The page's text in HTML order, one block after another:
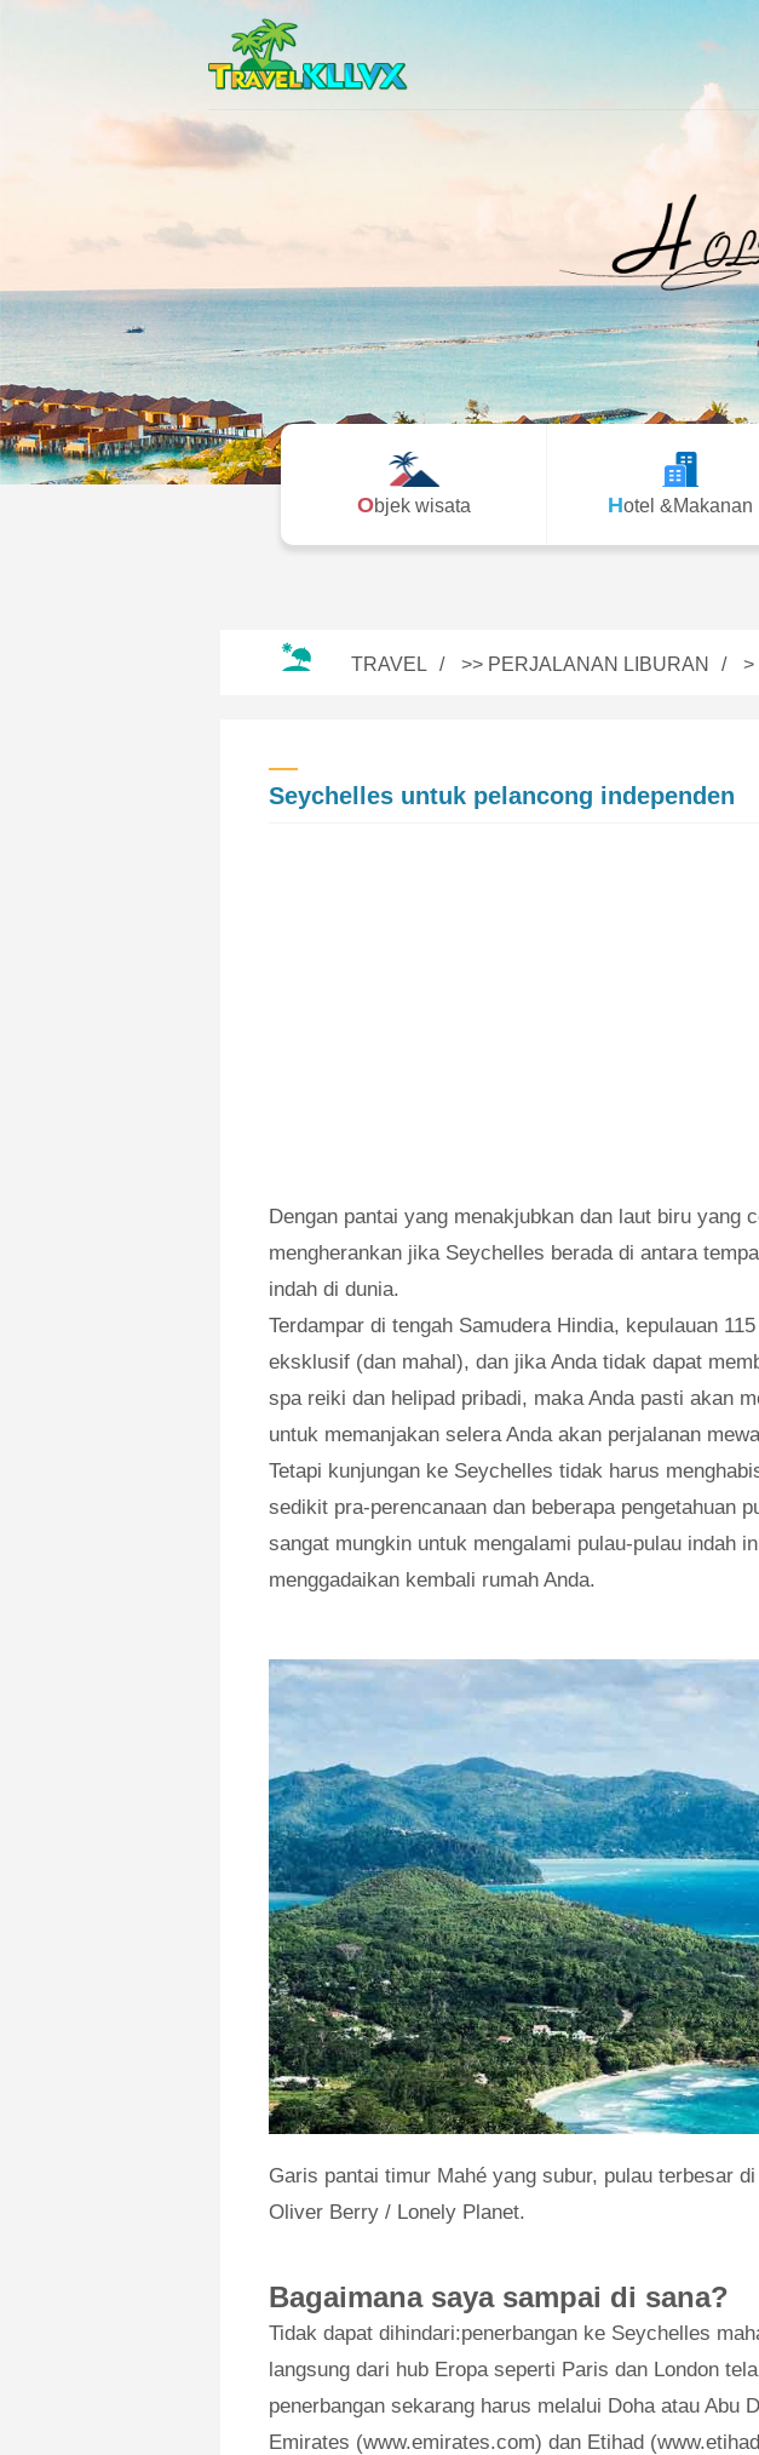
Objek wisata Hotel &Makanan
TRAVEL >> PERJALANAN LIBURAN >
Seychelles untuk pelancong independen
Dengan pantai yang menakjubkan dan laut biru yang
mengherankan jika Seychelles berada di antara
indah di dunia.
Terdampar di tengah Samudera Hindia, kepulauan
eksklusif (dan mahal), dan jika Anda tidak dapat
spa reiki dan helipad pribadi, maka Anda pasti akan
untuk memanjakan selera Anda akan perjalanan
Tetapi kunjungan ke Seychelles tidak harus
sedikit pra-perencanaan dan beberapa pengetahuan
sangat mungkin untuk mengalami pulau-pulau indah
menggadaikan kembali rumah Anda.
Garis pantai timur Mahé yang subur, pulau terbesar
Oliver Berry / Lonely Planet.
Bagaimana saya sampai di sana?
Tidak dapat dihindari:penerbangan ke Seychelles
langsung dari hub Eropa seperti Paris dan London
penerbangan sekarang harus melalui Doha atau Abu
Emirates (www.emirates.com) dan Etihad